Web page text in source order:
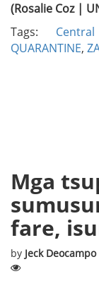
(Rosalie Coz |
Tags:
QUARANTINE,
Mga
fare,
by Jeck Deocampo